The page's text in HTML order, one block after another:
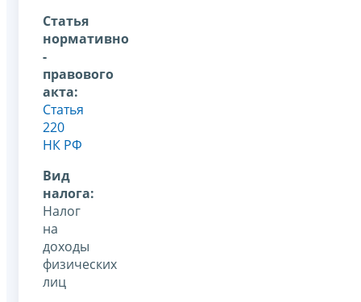
Статья
нормативно
-
правового
акта:
Статья
220
НК РФ
Вид
налога:
Налог
на
доходы
физических
лиц